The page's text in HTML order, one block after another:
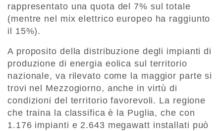
rappresentato una quota del 7% sul totale
(mentre nel mix elettrico europeo ha raggiunto
il 15%).
A proposito della distribuzione degli impianti di
produzione di energia eolica sul territorio
nazionale, va rilevato come la maggior parte si
trovi nel Mezzogiorno, anche in virtù di
condizioni del territorio favorevoli. La regione
che traina la classifica è la Puglia, che con
1.176 impianti e 2.643 megawatt installati può